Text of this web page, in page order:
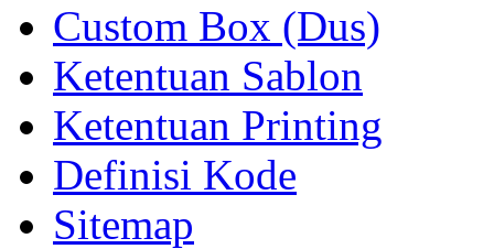
Custom Box (Dus)
Ketentuan Sablon
Ketentuan Printing
Definisi Kode
Sitemap